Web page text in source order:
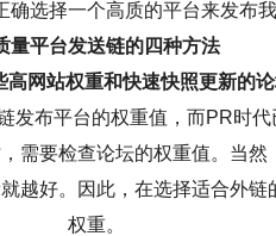
确选择一个高质的平台来发布
量平台发送链的四种方法
高网站权重和快速快照更新的
发布平台的权重值，而PR时
需要检查论坛的权重值。当然
越好。因此，在选择适合外
权重。